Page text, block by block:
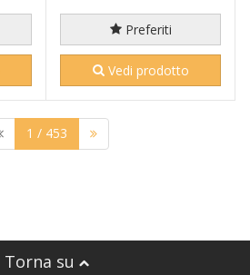
Preferiti
Vedi prodotto
1 / 453
Torna su